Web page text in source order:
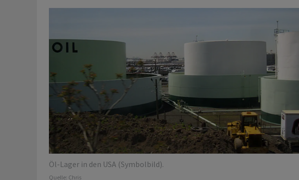
Öl-Lager in den USA (Symbolbild).
Quelle: Chris